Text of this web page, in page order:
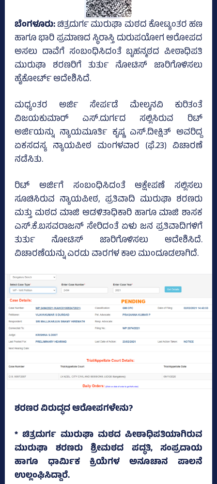
ಬೆಂಗಳೂರು:ಚಿತ್ರದುರ್ಗ ಮುರುಘಾ ಮಠದ ಕೋಟ್ಯಂತರ ಹಣ
ಹಾಗೂ ಭಾರಿ ಪ್ರಮಾಣದ ಸ್ಥಿರಾಸ್ತಿ ದುರುಪಯೋಗ ಆರೋಪದ
ಅಸಲು ದಾವೆಗೆ ಸಂಬಂಧಿಸಿದಂತೆ ಬೃಹನ್ಮಠದ ಪೀಠಾಧಿಪತಿ
ಮುರುಘಾ ಶರಣರಿಗೆ ತುರ್ತು ನೋಟಿಸ್ ಜಾರಿಗೊಳಿಸಲು
ಹೈಕೋರ್ಟ್ ಆದೇಶಿಸಿದೆ.
ಮಧ್ಯಂತರ ಅರ್ಜಿ‌ ಸೇರ್ಪಡೆ ಮೇಲ್ಮನವಿ ಕುರಿತಂತೆ
ವಿಜಯಕುಮಾರ್ ಎಸ್.ದುರ್ಗದ ಸಲ್ಲಿಸಿರುವ ರಿಟ್
ಅರ್ಜಿಯನ್ನು ನ್ಯಾಯಮೂರ್ತಿ ಕೃಷ್ಣ ಎಸ್.ದೀಕ್ಷಿತ್ ಅವರಿದ್ದ
ಏಕಸದಸ್ಯ ನ್ಯಾಯಪೀಠ ಮಂಗಳವಾರ (ಫೆ.23) ವಿಚಾರಣೆ
ನಡೆಸಿತು.
ರಿಟ್ ಅರ್ಜಿಗೆ ಸಂಬಂಧಿಸಿದಂತೆ ಆಕ್ಷೇಪಣೆ ಸಲ್ಲಿಸಲು
ಸೂಚಿಸಿರುವ ನ್ಯಾಯಪೀಠ, ಪ್ರತಿವಾದಿ ಮುರುಘಾ ಶರಣರು
ಮತ್ತು ಮಠದ ಮಾಜಿ ಆಡಳಿತಾಧಿಕಾರಿ ಹಾಗೂ ಮಾಜಿ ಶಾಸಕ
ಎಸ್.ಕೆ.ಬಸವರಾಜನ್ ಸೇರಿದಂತೆ ಏಳು ಜನ ಪ್ರತಿವಾದಿಗಳಿಗೆ
ತುರ್ತು ನೋಟಿಸ್ ಜಾರಿಗೊಳಿಸಲು ಆದೇಶಿಸಿದೆ.
ವಿಚಾರಣೆಯನ್ನು ಎರಡು ವಾರಗಳ ಕಾಲ ಮುಂದೂಡಲಾಗಿದೆ.
ಶರಣರ ವಿರುದ್ಧದ ಆರೋಪಗಳೇನು?
* ಚಿತ್ರದುರ್ಗ ಮುರುಘಾ ಮಠದ ಪೀಠಾಧಿಪತಿಯಾಗಿರುವ
ಮುರುಘಾ ಶರಣರು ಶ್ರೀಮಠದ ಪದ್ಧತಿ, ಸಂಪ್ರದಾಯ
ಹಾಗೂ ಧಾರ್ಮಿಕ ಕ್ರಿಯೆಗಳ ಅನೂಚಾನ ಪಾಲನೆ
ಉಲ್ಲಂಘಿಸಿದ್ದಾರೆ.